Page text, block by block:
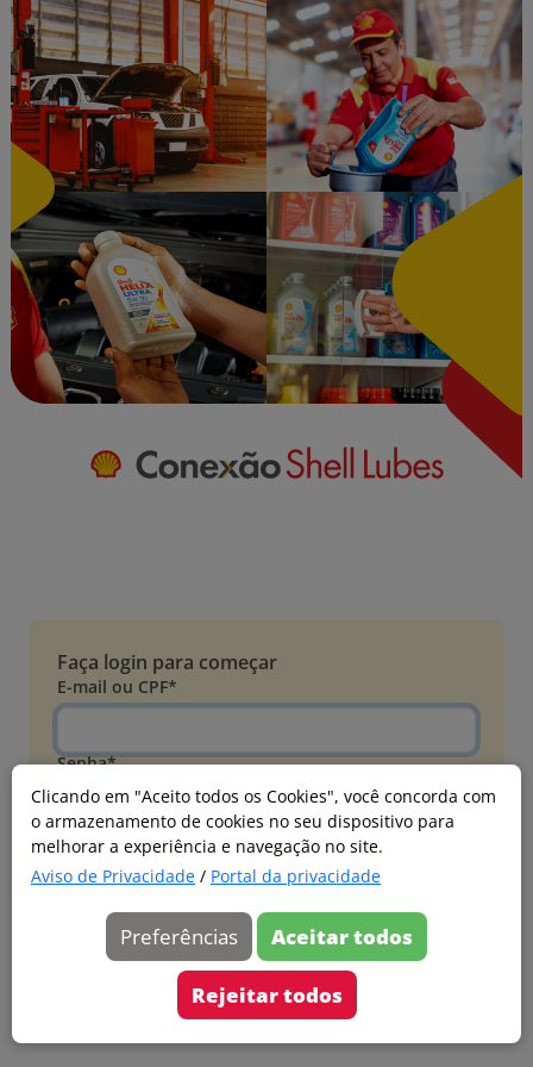
Clicando em "Aceito todos os Cookies", você concorda com
o armazenamento de cookies no seu dispositivo para
melhorar a experiência e navegação no site.
Aviso de Privacidade / Portal da privacidade
Preferências Aceitar todos
Rejeitar todos
Faça login para começar
E-mail ou CPF*
Senha*
Esqueci minha senha
Entrar
Acessar com Microsoft
Ainda não faz parte?
Cadastre-se
Versão 20260805.7